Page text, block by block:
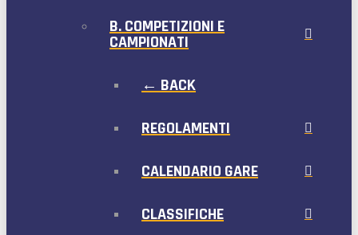
B. COMPETIZIONI E
CAMPIONATI
← BACK
REGOLAMENTI
CALENDARIO GARE
CLASSIFICHE